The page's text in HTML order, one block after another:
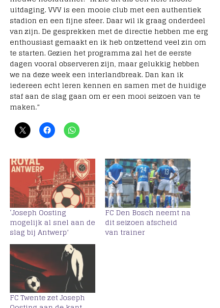
uitdaging. VVV is een mooie club met een authentiek
stadion en een fijne sfeer. Daar wil ik graag onderdeel
van zijn. De gesprekken met de directie hebben me erg
enthousiast gemaakt en ik heb ontzettend veel zin om
te starten. Gezien het programma zal het de eerste
dagen vooral observeren zijn, maar gelukkig hebben
we na deze week een interlandbreak. Dan kan ik
iedereen echt leren kennen en samen met de huidige
staf aan de slag gaan om er een mooi seizoen van te
maken.”
‘Joseph Oosting
mogelijk al snel aan de
slag bij Antwerp’
FC Den Bosch neemt na
dit seizoen afscheid
van trainer
FC Twente zet Joseph